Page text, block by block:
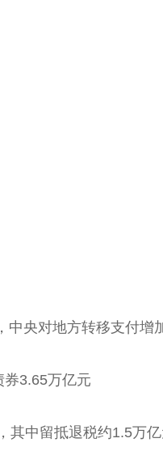
中央对地方转移支付增
3.65万亿元
其中留抵退税约1.5万